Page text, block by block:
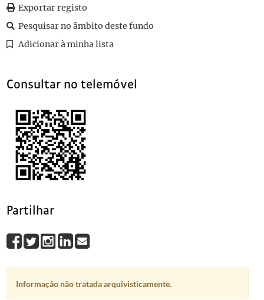
0040
Sem título
0042
0043 Sem título 1911-06-10
Exportar registo
Pesquisar no âmbito deste fundo
Adicionar à minha lista
Consultar no telemóvel
Partilhar
Informação não tratada arquivisticamente.